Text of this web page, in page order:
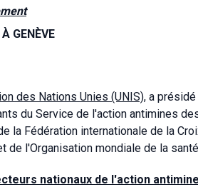
GENÈVE
des Nations Unies (UNIS), a
du Service de l'action antimines
la Fédération internationale de la
de l'Organisation mondiale de la
nationaux de l'action